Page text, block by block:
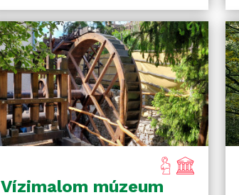
Vízimalom múzeum